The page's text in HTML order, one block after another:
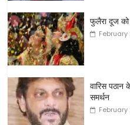
फुलैरा दूज
February
वारिस पठान
समर्थन
February